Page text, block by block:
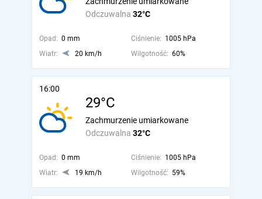
Odczuwalna 32°C
Opad: 0 mm Ciśnienie: 1005 hPa
Wiatr:
20 km/h Wilgotność: 60%
16:00
29°C
Odczuwalna 32°C
Zachmurzenie umiarkowane
Opad: 0 mm Ciśnienie: 1005 hPa
Wiatr:
19 km/h Wilgotność: 59%